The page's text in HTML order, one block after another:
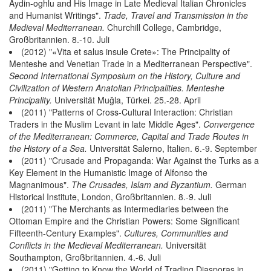
Aydin-oghlu and His Image in Late Medieval Italian Chronicles
and Humanist Writings". Trade, Travel and Transmission in the
Medieval Mediterranean. Churchill College, Cambridge,
Großbritannien. 8.-10. Juli
(2012) "«Vita et salus insule Crete»: The Principality of
Menteshe and Venetian Trade in a Mediterranean Perspective".
Second International Symposium on the History, Culture and
Civilization of Western Anatolian Principalities. Menteshe
Principality. Universität Muğla, Türkei. 25.-28. April
(2011) "Patterns of Cross-Cultural Interaction: Christian
Traders in the Muslim Levant in late Middle Ages". Convergence
of the Mediterranean: Commerce, Capital and Trade Routes in
the History of a Sea. Universität Salerno, Italien. 6.-9. September
(2011) "Crusade and Propaganda: War Against the Turks as a
Key Element in the Humanistic Image of Alfonso the
Magnanimous". The Crusades, Islam and Byzantium. German
Historical Institute, London, Großbritannien. 8.-9. Juli
(2011) "The Merchants as Intermediaries between the
Ottoman Empire and the Christian Powers: Some Significant
Fifteenth-Century Examples". Cultures, Communities and
Conflicts in the Medieval Mediterranean. Universität
Southampton, Großbritannien. 4.-6. Juli